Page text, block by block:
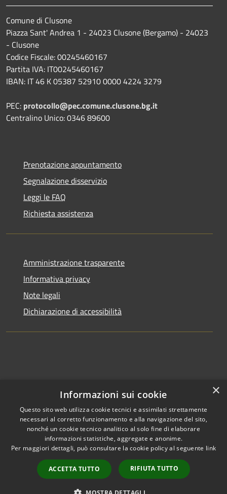
Comune di Clusone
Piazza Sant' Andrea 1 - 24023 Clusone (Bergamo) - 24023
- Clusone
Codice Fiscale: 00245460167
Partita IVA: IT00245460167
IBAN: IT 46 K 05387 52910 0000 4224 3279
PEC: protocollo@pec.comune.clusone.bg.it
Centralino Unico: 0346 89600
Prenotazione appuntamento
Segnalazione disservizio
Leggi le FAQ
Richiesta assistenza
Amministrazione trasparente
Informativa privacy
Note legali
Dichiarazione di accessibilità
RSS
Accessibilità
Copyright © 2026 • Comune di
Municipium•
Accesso
redazione
×
Informazioni sui cookie
Questo sito web utilizza cookie tecnici e assimilati strettamente
necessari al corretto funzionamento e alla navigazione del sito,
nonché un cookie tecnico analitico al solo fine di elaborare
informazioni statistiche, aggregate e anonime.
Per maggiori dettagli, può consultare la cookie policy al seguente link
ACCETTA TUTTO RIFIUTA TUTTO